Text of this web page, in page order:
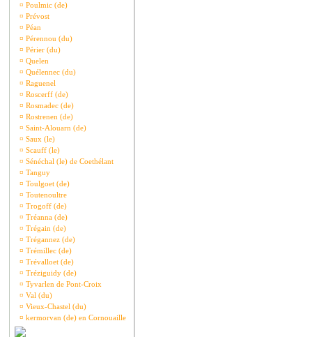
¤ Poulmic (de)
¤ Prévost
¤ Péan
¤ Pérennou (du)
¤ Périer (du)
¤ Quelen
¤ Quélennec (du)
¤ Raguenel
¤ Roscerff (de)
¤ Rosmadec (de)
¤ Rostrenen (de)
¤ Saint-Alouarn (de)
¤ Saux (le)
¤ Scauff (le)
¤ Sénéchal (le) de Coethélant
¤ Tanguy
¤ Toulgoet (de)
¤ Toutenoultre
¤ Trogoff (de)
¤ Tréanna (de)
¤ Trégain (de)
¤ Trégannez (de)
¤ Trémillec (de)
¤ Trévalloet (de)
¤ Tréziguidy (de)
¤ Tyvarlen de Pont-Croix
¤ Val (du)
¤ Vieux-Chastel (du)
¤ kermorvan (de) en Cornouaille